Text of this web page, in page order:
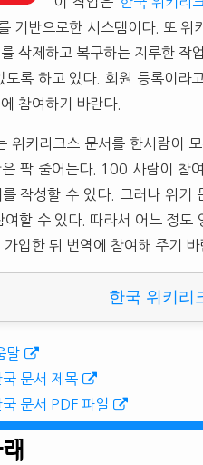
기반으로한 시스템이다. 또
삭제하고 복구하는 지루한 작
도록 하고 있다. 회원 등록이라
참여하기 바란다.
위키리크스 문서를 한사람이
팍 줄어든다. 100 사람이 참
작성할 수 있다. 그러나 위키
여할 수 있다. 따라서 어느 정도
가입한 뒤 번역에 참여해 주기
한국 위키리
말
문서 제목
문서 PDF 파일